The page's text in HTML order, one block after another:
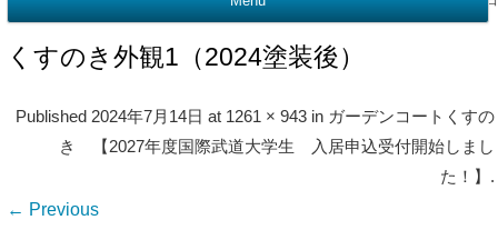
くすのき外観1（2024塗装後）
Published2024年7月14日 at 1261 × 943 in ガーデンコートくすの
き 【2027年度国際武道大学生 入居申込受付開始しまし
た！】 .
← Previous